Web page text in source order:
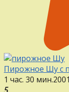
Пирожное Шу с
1 час. 30 мин.200